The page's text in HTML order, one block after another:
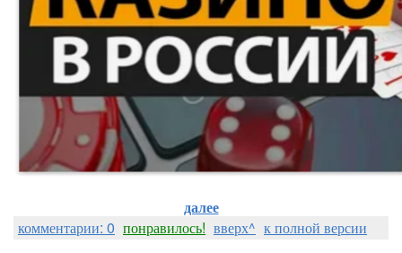
далее
комментарии: 0 понравилось! вверх^ к полной версии